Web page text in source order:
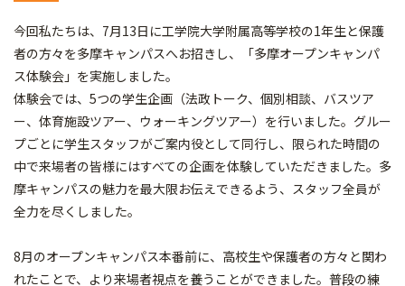
今回私たちは、7月13日に工学院大学附属高等学校の1年生と保護
者の方々を多摩キャンパスへお招きし、「多摩オープンキャンパ
ス体験会」を実施しました。
体験会では、5つの学生企画（法政トーク、個別相談、バスツア
ー、体育施設ツアー、ウォーキングツアー）を行いました。グルー
プごとに学生スタッフがご案内役として同行し、限られた時間の
中で来場者の皆様にはすべての企画を体験していただきました。多
摩キャンパスの魅力を最大限お伝えできるよう、スタッフ全員が
全力を尽くしました。
8月のオープンキャンパス本番前に、高校生や保護者の方々と関わ
れたことで、より来場者視点を養うことができました。普段の練